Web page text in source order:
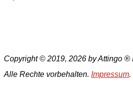
Copyright © 2019, 2026 by Attingo ®
Alle Rechte vorbehalten. Impressum.